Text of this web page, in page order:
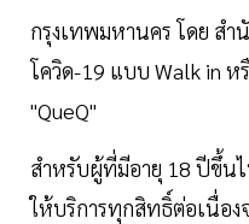
กรุงเทพมหานคร โดย​ ส
โควิด-19​ แบบ​ Walk in
"QueQ"
สำหรับผู้ที่มีอายุ 18 ปีขึ้น
ให้บริการทุกสิทธิ์ต่อเนื่อ